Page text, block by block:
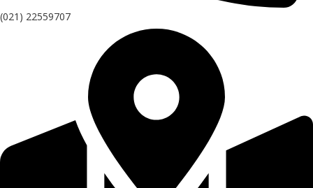
(021) 22559707